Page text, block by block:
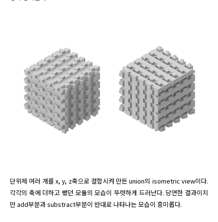
단위체 여러 개를 x, y, z축으로 결합시켜 만든 union의 isometric view이다.
각각의 축에 더하고 뺐던 모듈의 모습이 뚜렷하게 드러난다. 당연한 결과이지
만 add부분과 substract부분이 반대로 나타나는 모습이 흥미롭다.